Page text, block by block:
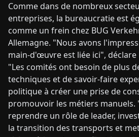
Comme dans de nombreux
entreprises, la bureaucratie est
comme un frein chez BUG
Allemagne. "Nous avons
main-d'œuvre est liée ici", déclare
"Les comités ont besoin de plus
techniques et de savoir-faire
politique à créer une prise de
promouvoir les métiers manuels.
reprendre un rôle de leader,
la transition des transports et